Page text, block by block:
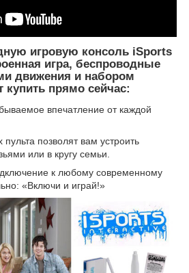
игровую консоль iSports
игра, беспроводные
движения и набором
купить прямо сейчас:
впечатление от каждой
позволят вам устроить
или в кругу семьи.
к любому современному
«Включи и играй!»